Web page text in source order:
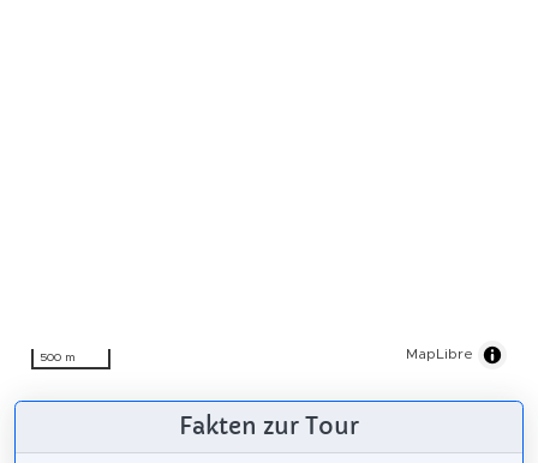
500 m MapLibre
Fakten zur Tour